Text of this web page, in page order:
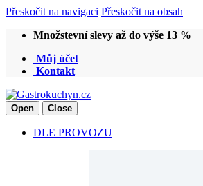
Přeskočit na navigaci Přeskočit na obsah
Množstevní slevy až do výše 13 %
Můj účet
Kontakt
Open Close
DLE PROVOZU